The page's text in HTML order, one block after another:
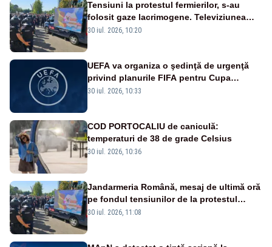
Tensiuni la protestul fermierilor, s-au
folosit gaze lacrimogene. Televiziunea
Poporului face apel la calm – LIVE TEXT
30 iul. 2026, 10:20
UEFA va organiza o şedinţă de urgenţă
privind planurile FIFA pentru Cupa
Mondială
30 iul. 2026, 10:33
COD PORTOCALIU de caniculă:
temperaturi de 38 de grade Celsius
30 iul. 2026, 10:36
Jandarmeria Română, mesaj de ultimă oră
pe fondul tensiunilor de la protestul
masiv al fermierilor - VIDEO
30 iul. 2026, 11:08